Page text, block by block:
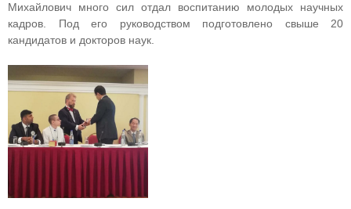
Михайлович много сил отдал воспитанию молодых научных
кадров. Под его руководством подготовлено свыше 20
кандидатов и докторов наук.